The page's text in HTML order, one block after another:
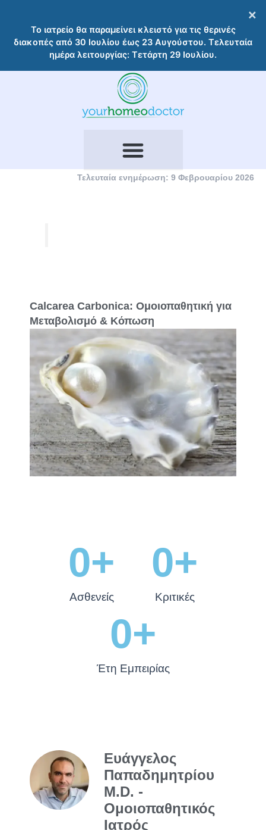
Το ιατρείο θα παραμείνει κλειστό για τις θερινές
διακοπές από 30 Ιουλίου έως 23 Αυγούστου. Τελευταία
ημέρα λειτουργίας: Τετάρτη 29 Ιουλίου.
×
περιεχόμενο
Τελευταία ενημέρωση: 9 Φεβρουαρίου 2026
Calcarea Carbonica: Ομοιοπαθητική για
Μεταβολισμό & Κόπωση
Ασθενείς
0+
Κριτικές
0+
Έτη Εμπειρίας
0+
Ευάγγελος
Παπαδημητρίου
M.D. -
Ομοιοπαθητικός
Ιατρός